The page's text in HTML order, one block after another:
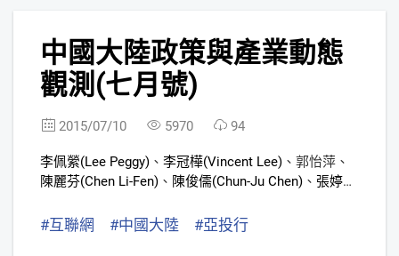
10中國大陸政策與產業動態
觀測(七月號)
2015/07/10 5970 94
李佩縈(Lee Peggy) 、 李冠樺(Vincent Lee) 、 郭怡萍 、
陳麗芬(Chen Li-Fen) 、 陳俊儒(Chun-Ju Chen) 、 張婷慈
#互聯網 #中國大陸 #亞投行